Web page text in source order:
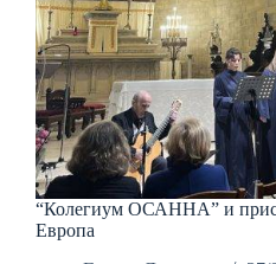
“Колегиум ОСАННА” и
Европа